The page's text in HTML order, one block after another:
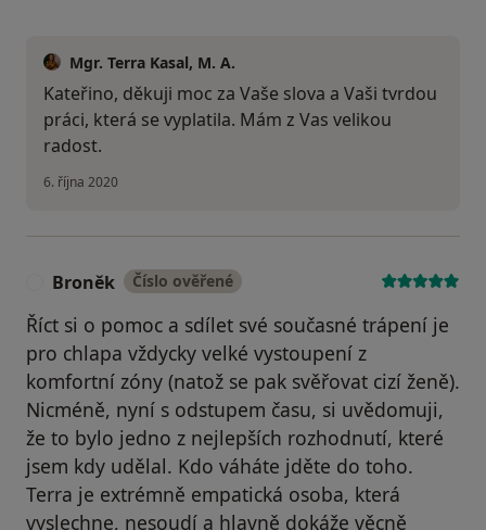
Mgr. Terra Kasal, M. A.
Kateřino, děkuji moc za Vaše slova a Vaši tvrdou
práci, která se vyplatila. Mám z Vas velikou
radost.
6. října 2020
Broněk Číslo ověřené
Říct si o pomoc a sdílet své současné trápení je
pro chlapa vždycky velké vystoupení z
komfortní zóny (natož se pak svěřovat cizí ženě).
Nicméně, nyní s odstupem času, si uvědomuji,
že to bylo jedno z nejlepších rozhodnutí, které
jsem kdy udělal. Kdo váháte jděte do toho.
Terra je extrémně empatická osoba, která
vyslechne, nesoudí a hlavně dokáže věcně